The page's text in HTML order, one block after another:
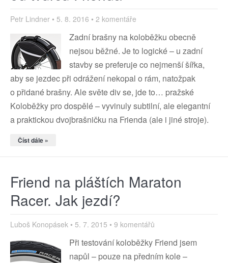
Petr Lindner 5. 8. 2016 2 komentáře
Zadní brašny na koloběžku obecně
nejsou běžné. Je to logické – u zadní
stavby se preferuje co nejmenší šířka,
aby se jezdec při odrážení nekopal o rám, natožpak
o přidané brašny. Ale světe div se, jde to… pražské
Koloběžky pro dospělé – vyvinuly subtilní, ale elegantní
a praktickou dvojbrašničku na Frienda (ale i jiné stroje).
Číst dále »
Friend na pláštích Maraton
Racer. Jak jezdí?
Luboš Konopásek 5. 7. 2015 9 komentářů
Při testování koloběžky Friend jsem
napůl – pouze na předním kole –